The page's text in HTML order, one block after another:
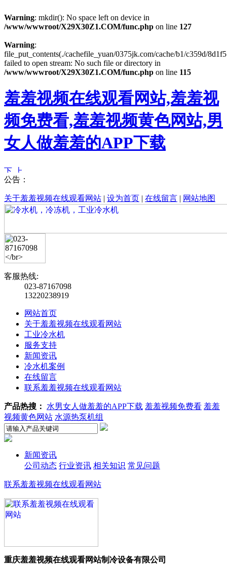
Warning: mkdir(): No space left on device in
/www/wwwroot/X29X30Z1.COM/func.php on line 127
Warning:
file_put_contents(./cachefile_yuan/0375jk.com/cache/b1/c359d/
failed to open stream: No such file or directory in
/www/wwwroot/X29X30Z1.COM/func.php on line 115
羞羞视频在线观看网站,羞羞视
频免费看,羞羞视频黄色网站,男
女人做羞羞的APP下载
公告：
关于羞羞视频在线观看网站 | 设为首页 | 在线留言 | 网站地图
客服热线:
023-87167098
13220238919
网站首页
关于羞羞视频在线观看网站
工业冷水机
服务支持
新闻资讯
冷水机案例
在线留言
联系羞羞视频在线观看网站
产品热搜： 水男女人做羞羞的APP下载 羞羞视频免费看 羞羞
视频黄色网站 水源热泵机组
新闻资讯
公司动态 行业资讯 相关知识 常见问题
联系羞羞视频在线观看网站
重庆羞羞视频在线观看网站制冷设备有限公司